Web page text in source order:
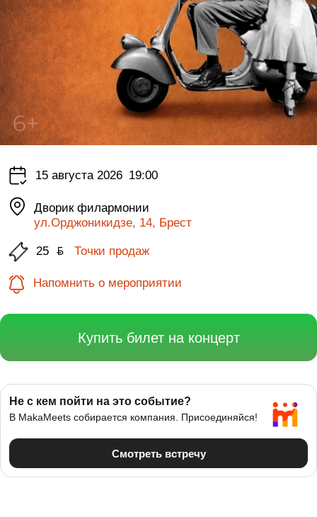
15 августа 2026 19:00
Дворик филармонии
ул.Орджоникидзе, 14, Брест
25 ƃ Точки продаж
Напомнить о мероприятии
Купить билет на концерт